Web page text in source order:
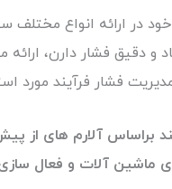
در ارائه انواع
و دقیق فشار دارن،
فشار فرآیند مورد
براساس آلارم های از
ماشین آلات و فعال